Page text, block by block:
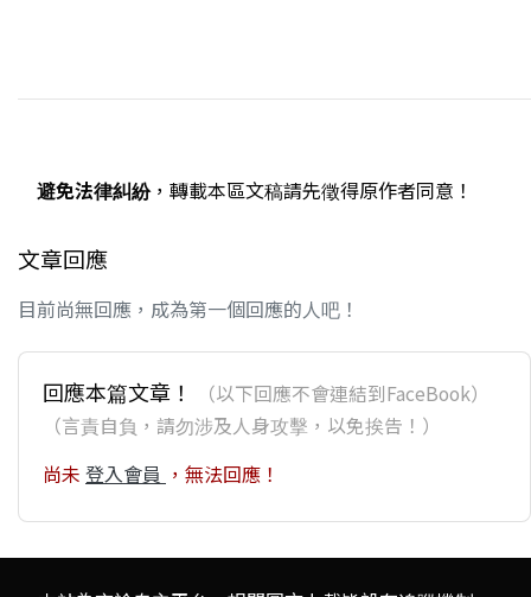
避免法律糾紛，轉載本區文稿請先徵得原作者同意！
文章回應
目前尚無回應，成為第一個回應的人吧！
回應本篇文章！
（以下回應不會連結到FaceBook）
（言責自負，請勿涉及人身攻擊，以免挨告！）
尚未 登入會員 ，無法回應！